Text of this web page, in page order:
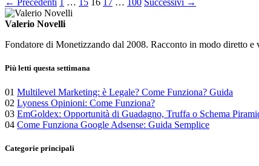
Paginazione
degli
articoli
← Precedenti … 15 16 17 … 100 Successivi →
Valerio Novelli
Fondatore di Monetizzando dal 2008. Racconto in modo diretto
Più letti questa settimana
01 Multilevel Marketing: è Legale? Come Funziona? Guida
02 Lyoness Opinioni: Come Funziona?
03 EmGoldex: Opportunità di Guadagno, Truffa o Schema
04 Come Funziona Google Adsense: Guida Semplice
Categorie principali